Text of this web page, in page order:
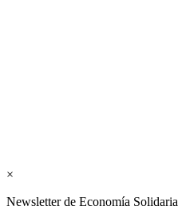
×
Newsletter de Economía Solidaria